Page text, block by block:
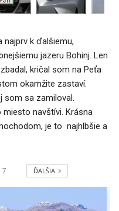
najprv k ďalšiemu,
jazeru Bohinj. Len
kričal som na Peťa
okamžite zastaví.
som sa zamiloval.
navštívi. Krásna
je to najhlbšie a
7 ĎALŠIA